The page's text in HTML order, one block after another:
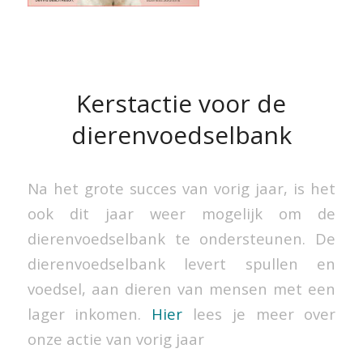
Kerstactie voor de
dierenvoedselbank
Na het grote succes van vorig jaar, is het
ook dit jaar weer mogelijk om de
dierenvoedselbank te ondersteunen. De
dierenvoedselbank levert spullen en
voedsel, aan dieren van mensen met een
lager inkomen. Hier lees je meer over
onze actie van vorig jaar